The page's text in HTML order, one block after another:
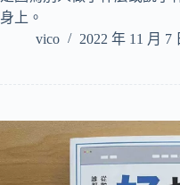
身上。
vico
2022 年 11 月 7